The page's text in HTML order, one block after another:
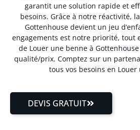
garantit une solution rapide et
besoins. Grâce à notre réactivité,
Gottenhouse devient un jeu
engagements est notre priorité, tout
de Louer une benne à
qualité/prix. Comptez sur un
tous vos besoins en Louer
DEVIS GRATUIT